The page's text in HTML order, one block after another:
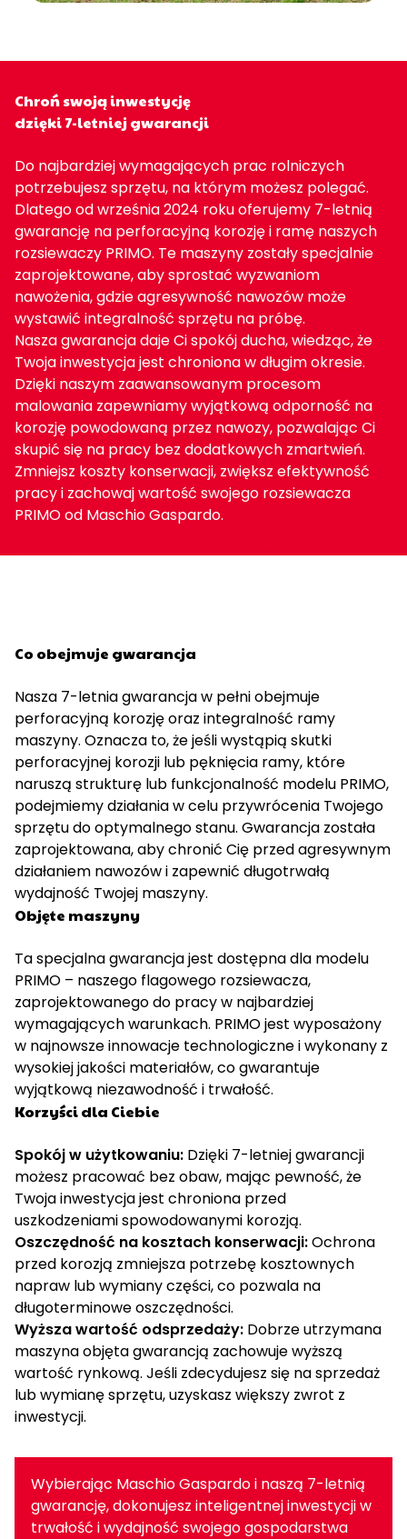
Chroń swoją inwestycję
dzięki 7-letniej gwarancji
Do najbardziej wymagających prac rolniczych
potrzebujesz sprzętu, na którym możesz polegać.
Dlatego od września 2024 roku oferujemy 7-letnią
gwarancję na perforacyjną korozję i ramę naszych
rozsiewaczy PRIMO. Te maszyny zostały specjalnie
zaprojektowane, aby sprostać wyzwaniom
nawożenia, gdzie agresywność nawozów może
wystawić integralność sprzętu na próbę.
Nasza gwarancja daje Ci spokój ducha, wiedząc, że
Twoja inwestycja jest chroniona w długim okresie.
Dzięki naszym zaawansowanym procesom
malowania zapewniamy wyjątkową odporność na
korozję powodowaną przez nawozy, pozwalając Ci
skupić się na pracy bez dodatkowych zmartwień.
Zmniejsz koszty konserwacji, zwiększ efektywność
pracy i zachowaj wartość swojego rozsiewacza
PRIMO od Maschio Gaspardo.
Co obejmuje gwarancja
Nasza 7-letnia gwarancja w pełni obejmuje
perforacyjną korozję oraz integralność ramy
maszyny. Oznacza to, że jeśli wystąpią skutki
perforacyjnej korozji lub pęknięcia ramy, które
naruszą strukturę lub funkcjonalność modelu PRIMO,
podejmiemy działania w celu przywrócenia Twojego
sprzętu do optymalnego stanu. Gwarancja została
zaprojektowana, aby chronić Cię przed agresywnym
działaniem nawozów i zapewnić długotrwałą
wydajność Twojej maszyny.
Objęte maszyny
Ta specjalna gwarancja jest dostępna dla modelu
PRIMO – naszego flagowego rozsiewacza,
zaprojektowanego do pracy w najbardziej
wymagających warunkach. PRIMO jest wyposażony
w najnowsze innowacje technologiczne i wykonany z
wysokiej jakości materiałów, co gwarantuje
wyjątkową niezawodność i trwałość.
Korzyści dla Ciebie
Spokój w użytkowaniu: Dzięki 7-letniej gwarancji
możesz pracować bez obaw, mając pewność, że
Twoja inwestycja jest chroniona przed
uszkodzeniami spowodowanymi korozją.
Oszczędność na kosztach konserwacji:Ochrona
przed korozją zmniejsza potrzebę kosztownych
napraw lub wymiany części, co pozwala na
długoterminowe oszczędności.
Wyższa wartość odsprzedaży: Dobrze utrzymana
maszyna objęta gwarancją zachowuje wyższą
wartość rynkową. Jeśli zdecydujesz się na sprzedaż
lub wymianę sprzętu, uzyskasz większy zwrot z
inwestycji.
Wybierając Maschio Gaspardo i naszą 7-letnią
gwarancję, dokonujesz inteligentnej inwestycji w
trwałość i wydajność swojego gospodarstwa